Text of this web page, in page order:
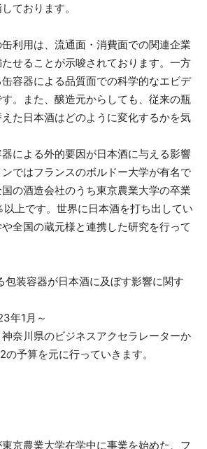
ております。
利用は、流通面・消費面での関連企業
せることが示唆されております。一方
容器による品質面での科学的なエビデ
。また、醸造元からしても、従来の瓶
た日本酒はどのように変化するかを気
による外的要因が日本酒に与える影響
ではフランスのボルドー大学が有名で
の酒造会社のうち東京農業大学の卒業
上です。世界に日本酒を打ち出してい
全国の蔵元様と連携した研究を行って
装容器が日本酒に及ぼす影響に関す
年1月～
奈川県のビジネスアクセラレーターか
予算を元に行っていきます。
京農業大学在学中に事業を始めた、フ